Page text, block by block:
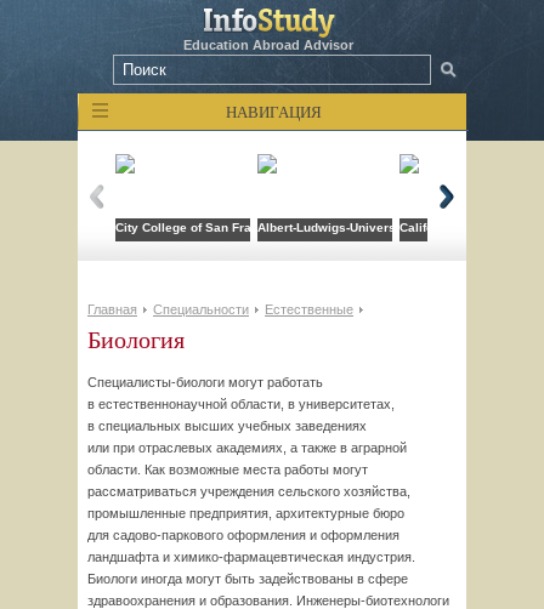
Education Abroad Advisor
НАВИГАЦИЯ
City College of San FranciscoAlbert-Ludwigs-Universitat Freiburg
California State
Главная Специальности Естественные
Биология
Специалисты-биологи могут работать
в естественнонаучной области, в университетах,
в специальных высших учебных заведениях
или при отраслевых академиях, а также в аграрной
области. Как возможные места работы могут
рассматриваться учреждения сельского хозяйства,
промышленные предприятия, архитектурные бюро
для садово-паркового оформления и оформления
ландшафта и химико-фармацевтическая индустрия.
Биологи иногда могут быть задействованы в сфере
здравоохранения и образования. Инженеры-биотехнологи